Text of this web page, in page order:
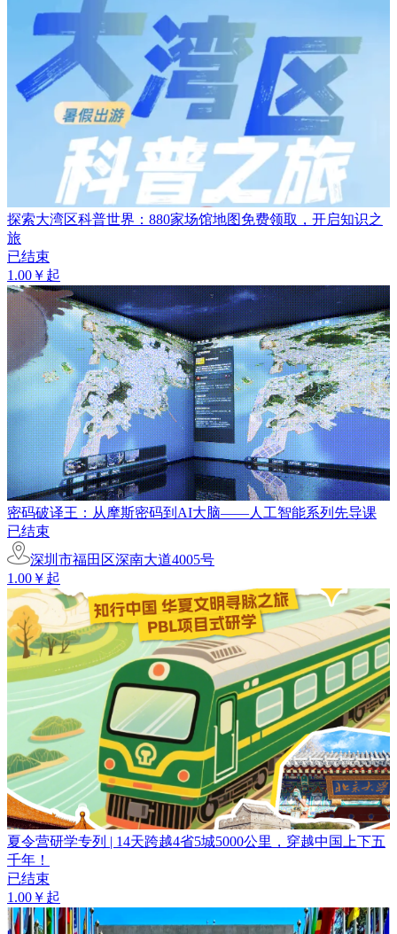
探索大湾区科普世界：880家场馆地图免费领取，开启知识之
旅
已结束
1.00￥起
密码破译王：从摩斯密码到AI大脑——人工智能系列先导课
已结束
深圳市福田区深南大道4005号
1.00￥起
夏令营研学专列 | 14天跨越4省5城5000公里，穿越中国上下五
千年！
已结束
1.00￥起